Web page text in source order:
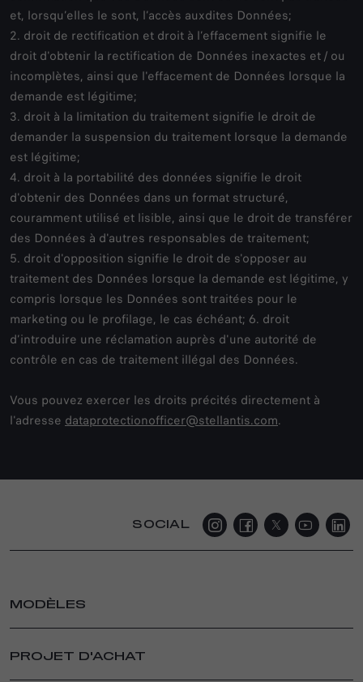
et, lorsqu’elles le sont, l’accès auxdites Données;
2. droit de rectification et droit à l’effacement signifie le
droit d'obtenir la rectification de Données inexactes et / ou
incomplètes, ainsi que l'effacement de Données lorsque la
demande est légitime;
3. droit à la limitation du traitement signifie le droit de
demander la suspension du traitement lorsque la demande
est légitime;
4. droit à la portabilité des données signifie le droit
d'obtenir des Données dans un format structuré,
couramment utilisé et lisible, ainsi que le droit de transférer
des Données à d'autres responsables de traitement;
5. droit d'opposition signifie le droit de s'opposer au
traitement des Données lorsque la demande est légitime, y
compris lorsque les Données sont traitées pour le
marketing ou le profilage, le cas échéant; 6. droit
d’introduire une réclamation auprès d'une autorité de
contrôle en cas de traitement illégal des Données.
Vous pouvez exercer les droits précités directement à
l'adresse dataprotectionofficer@stellantis.com.
SOCIAL
MODÈLES
JUNIOR IBRIDA
PROJET D'ACHAT